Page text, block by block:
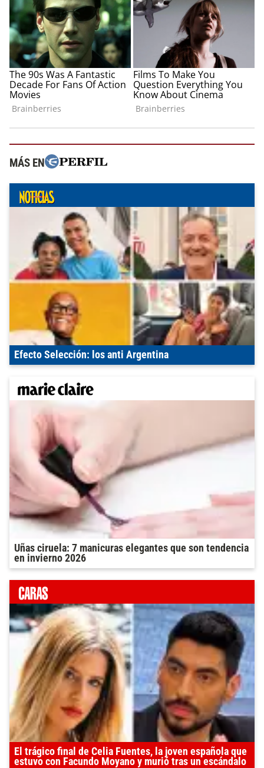
MÁS EN
Efecto Selección: los anti Argentina
Uñas ciruela: 7 manicuras elegantes que son tendencia
en invierno 2026
El trágico final de Celia Fuentes, la joven española que
estuvo con Facundo Moyano y murió tras un escándalo